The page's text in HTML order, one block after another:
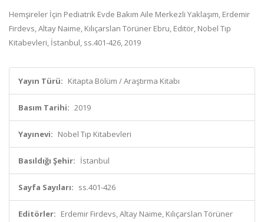
Hemşireler İçin Pediatrik Evde Bakım Aile Merkezli Yaklaşım, Erdemir
Firdevs, Altay Naime, Kılıçarslan Törüner Ebru, Editör, Nobel Tıp
Kitabevleri, İstanbul, ss.401-426, 2019
Yayın Türü: Kitapta Bölüm / Araştırma Kitabı
Basım Tarihi: 2019
Yayınevi: Nobel Tıp Kitabevleri
Basıldığı Şehir: İstanbul
Sayfa Sayıları: ss.401-426
Editörler: Erdemir Firdevs, Altay Naime, Kılıçarslan Törüner